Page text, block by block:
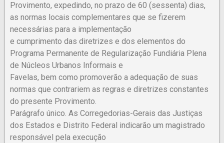
Provimento, expedindo, no prazo de 60 (sessenta) dias,
as normas locais complementares que se fizerem
necessárias para a implementação
e cumprimento das diretrizes e dos elementos do
Programa Permanente de Regularização Fundiária Plena
de Núcleos Urbanos Informais e
Favelas, bem como promoverão a adequação de suas
normas que contrariem as regras e diretrizes constantes
do presente Provimento.
Parágrafo único. As Corregedorias-Gerais das Justiças
dos Estados e Distrito Federal indicarão um magistrado
responsável pela execução